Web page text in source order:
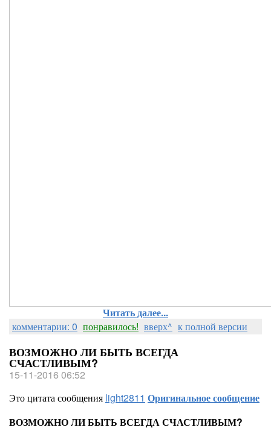
Читать далее...
комментарии: 0 понравилось! вверх^ к полной версии
ВОЗМОЖНО ЛИ БЫТЬ ВСЕГДА
СЧАСТЛИВЫМ?
15-11-2016 06:52
Это цитата сообщения light2811 Оригинальное сообщение
ВОЗМОЖНО ЛИ БЫТЬ ВСЕГДА СЧАСТЛИВЫМ?